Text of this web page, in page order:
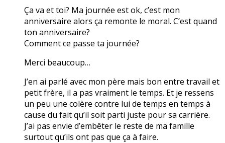
Ça va et toi? Ma journée est ok, c’est mon
anniversaire alors ça remonte le moral. C’est quand
ton anniversaire?
Comment ce passe ta journée?
Merci beaucoup…
J’en ai parlé avec mon père mais bon entre travail et
petit frère, il a pas vraiment le temps. Et je ressens
un peu une colère contre lui de temps en temps à
cause du fait qu’il soit parti juste pour sa carrière.
J’ai pas envie d’embêter le reste de ma famille
surtout qu’ils ont pas que ça à faire.